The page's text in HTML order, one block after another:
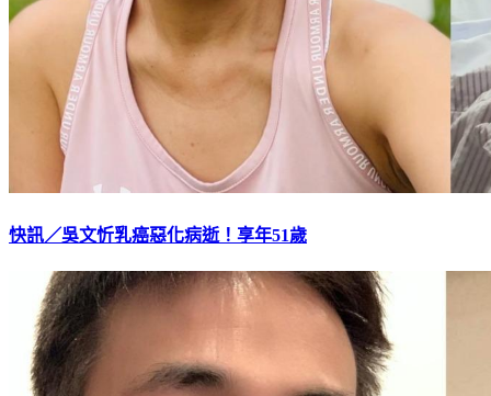
快訊／吳文忻乳癌惡化病逝！享年51歲